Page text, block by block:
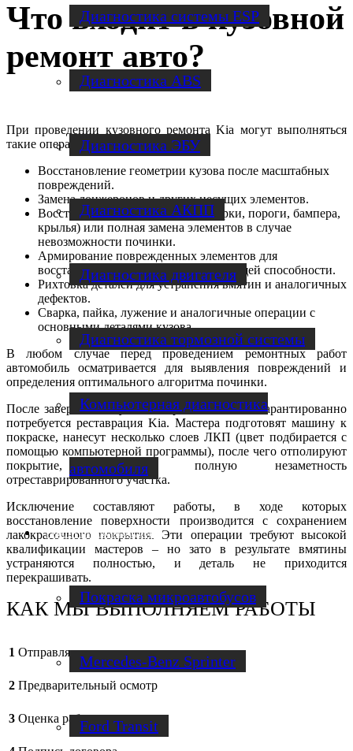
Диагностика системы ESP
Диагностика ABS
Диагностика ЭБУ
Диагностика АКПП
Диагностика двигателя
Диагностика тормозной системы
Компьютерная диагностика
автомобиля
Ремонт микроавтобусов
Покраска микроавтобусов
Mercedes-Benz Sprinter
Ford Transit
Что входит в кузовной
ремонт авто?
При проведении кузовного ремонта Kia могут выполняться
такие операции:
Восстановление геометрии кузова после масштабных
повреждений.
Замена лонжеронов и других несущих элементов.
Восстановление деталей кузова (арки, пороги, бампера,
крылья) или полная замена элементов в случае
невозможности починки.
Армирование поврежденных элементов для
восстановления их прочности и несущей способности.
Рихтовка деталей для устранения вмятин и аналогичных
дефектов.
Сварка, пайка, лужение и аналогичные операции с
основными деталями кузова.
В любом случае перед проведением ремонтных работ
автомобиль осматривается для выявления повреждений и
определения оптимального алгоритма починки.
После завершения кузовного ремонта почти гарантированно
потребуется реставрация Kia. Мастера подготовят машину к
покраске, нанесут несколько слоев ЛКП (цвет подбирается с
помощью компьютерной программы), после чего отполируют
покрытие, обеспечив полную незаметность
отреставрированного участка.
Исключение составляют работы, в ходе которых
восстановление поверхности производится с сохранением
лакокрасочного покрытия. Эти операции требуют высокой
квалификации мастеров – но зато в результате вмятины
устраняются полностью, и деталь не приходится
перекрашивать.
КАК МЫ ВЫПОЛНЯЕМ РАБОТЫ
1 Отправляете заявку
2 Предварительный осмотр
3 Оценка работ